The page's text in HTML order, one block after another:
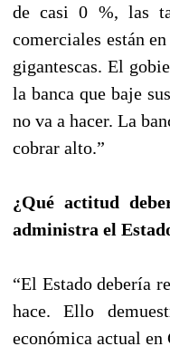
de casi 0 %, las
comerciales están
gigantescas. El
la banca que baje
no va a hacer. La
cobrar alto.”
¿Qué actitud
administra el
“El Estado debería
hace. Ello
económica actual en